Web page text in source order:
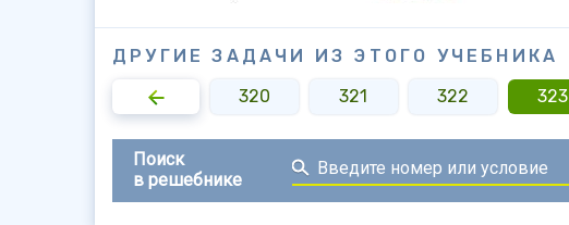
ДРУГИЕ ЗАДАЧИ ИЗ ЭТОГО УЧЕБНИКА
319 320 321 322 323
Поиск
в решебнике